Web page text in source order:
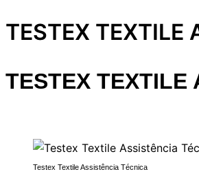
TESTEX TEXTILE
TESTEX TEXTILE
Testex Textile Assistência Técnica